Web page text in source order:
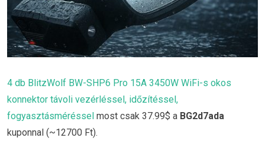
4 db BlitzWolf BW-SHP6 Pro 15A 3450W WiFi-s okos
konnektor távoli vezérléssel, időzítéssel,
fogyasztásméréssel most csak 37.99$ a BG2d7ada
kuponnal (~12700 Ft).